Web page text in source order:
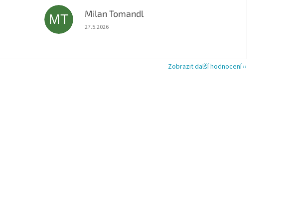
MT Milan Tomandl
Hodnocení obchodu je 5 z 5 hvězdiček.
27.5.2026
Zobrazit další hodnocení